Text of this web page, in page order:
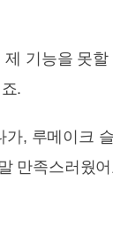
기능을 못할
.
, 루메이크
만족스러웠